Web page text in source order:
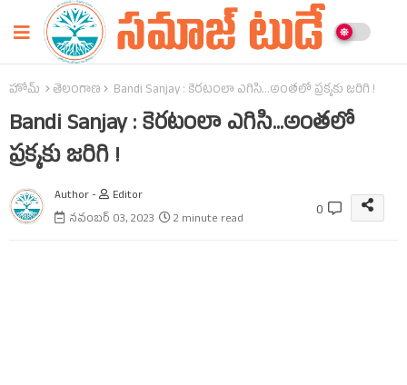
హోమ్ తెలంగాణ Bandi Sanjay : కెరటంలా ఎగిసి...అంతలో ప్రక్కకు జరిగి !
Bandi Sanjay : కెరటంలా ఎగిసి...అంతలో
ప్రక్కకు జరిగి !
Author -
Editor
నవంబర్ 03, 2023
2 minute read 0